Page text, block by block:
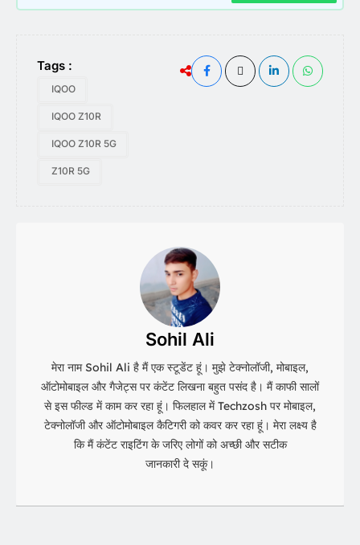
Tags :
IQOO
IQOO Z10R
IQOO Z10R 5G
Z10R 5G
Sohil Ali
मेरा नाम Sohil Ali है मैं एक स्टूडेंट हूं। मुझे टेक्नोलॉजी, मोबाइल,
ऑटोमोबाइल और गैजेट्स पर कंटेंट लिखना बहुत पसंद है। मैं काफी सालों
से इस फील्ड में काम कर रहा हूं। फिलहाल में Techzosh पर मोबाइल,
टेक्नोलॉजी और ऑटोमोबाइल कैटिगरी को कवर कर रहा हूं। मेरा लक्ष्य है
कि मैं कंटेंट राइटिंग के जरिए लोगों को अच्छी और सटीक
जानकारी दे सकूं।